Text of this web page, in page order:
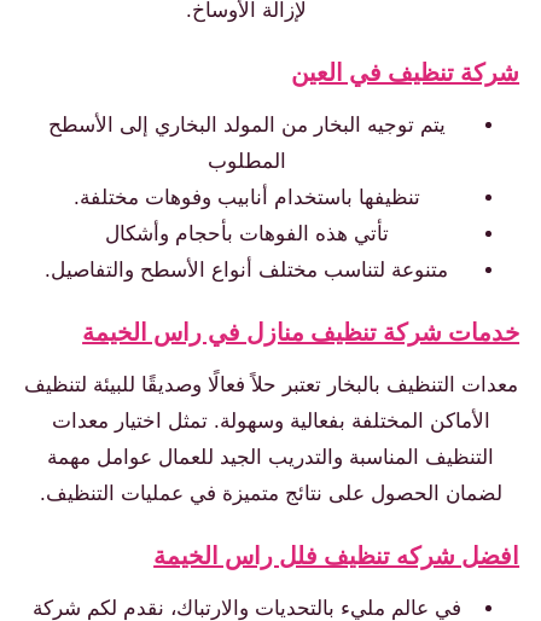
لإزالة الأوساخ.
شركة تنظيف في العين
يتم توجيه البخار من المولد البخاري إلى الأسطح
المطلوب
تنظيفها باستخدام أنابيب وفوهات مختلفة.
تأتي هذه الفوهات بأحجام وأشكال
متنوعة لتناسب مختلف أنواع الأسطح والتفاصيل.
خدمات شركة تنظيف منازل في راس الخيمة
معدات التنظيف بالبخار تعتبر حلاً فعالًا وصديقًا للبيئة لتنظيف
الأماكن المختلفة بفعالية وسهولة. تمثل اختيار معدات
التنظيف المناسبة والتدريب الجيد للعمال عوامل مهمة
لضمان الحصول على نتائج متميزة في عمليات التنظيف.
افضل شركه تنظيف فلل راس الخيمة
في عالم مليء بالتحديات والارتباك، نقدم لكم شركة